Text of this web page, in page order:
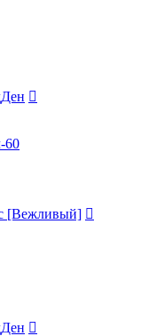
60
[Вежливый]